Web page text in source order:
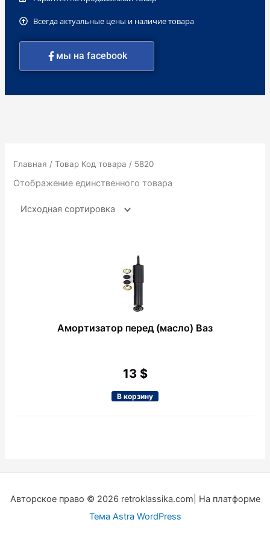
Всегда актуальные цены и наличие товара
мы на facebook
Главная / Товар Код товара / 5820
Отображение единственного товара
Амортизатор перед (масло) Ваз
13 $
В корзину
Авторское право © 2026 retroklassika.com| На платформе
Тема Astra WordPress